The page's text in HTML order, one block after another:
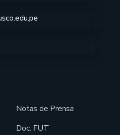
Notas de Prensa
Doc. FUT